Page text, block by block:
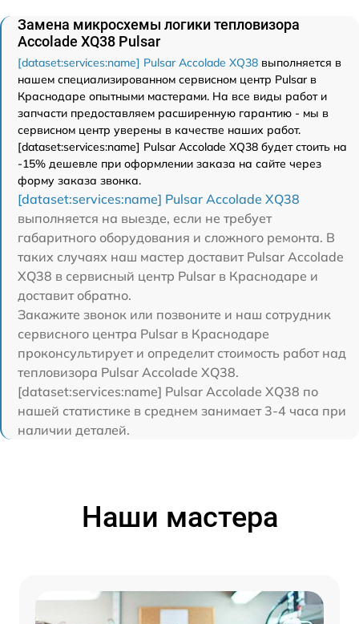
Замена микросхемы логики тепловизора
Accolade XQ38 Pulsar
[dataset:services:name] Pulsar Accolade XQ38 выполняется в
нашем специализированном сервисном центр Pulsar в
Краснодаре опытными мастерами. На все виды работ и
запчасти предоставляем расширенную гарантию - мы в
сервисном центр уверены в качестве наших работ.
[dataset:services:name] Pulsar Accolade XQ38 будет стоить на
-15% дешевле при оформлении заказа на сайте через
форму заказа звонка.
[dataset:services:name] Pulsar Accolade XQ38
выполняется на выезде, если не требует
габаритного оборудования и сложного ремонта. В
таких случаях наш мастер доставит Pulsar Accolade
XQ38 в сервисный центр Pulsar в Краснодаре и
доставит обратно.
Закажите звонок или позвоните и наш сотрудник
сервисного центра Pulsar в Краснодаре
проконсультирует и определит стоимость работ над
тепловизора Pulsar Accolade XQ38.
[dataset:services:name] Pulsar Accolade XQ38 по
нашей статистике в среднем занимает 3-4 часа при
наличии деталей.
Наши мастера